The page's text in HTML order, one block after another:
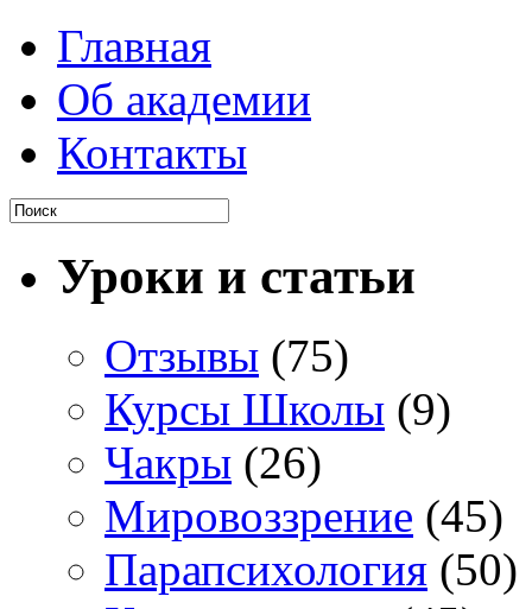
Главная
Об академии
Контакты
Уроки и статьи
Отзывы (75)
Курсы Школы (9)
Чакры (26)
Мировоззрение (45)
Парапсихология (50)